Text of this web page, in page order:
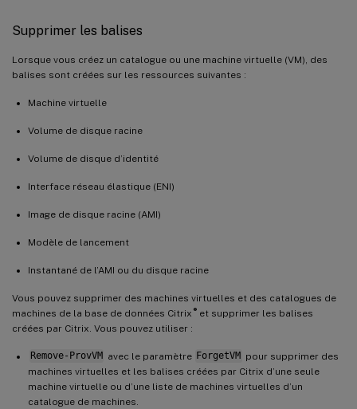
Supprimer les balises
Lorsque vous créez un catalogue ou une machine virtuelle (VM), des
balises sont créées sur les ressources suivantes :
Machine virtuelle
Volume de disque racine
Volume de disque d’identité
Interface réseau élastique (ENI)
Image de disque racine (AMI)
Modèle de lancement
Instantané de l’AMI ou du disque racine
Vous pouvez supprimer des machines virtuelles et des catalogues de
machines de la base de données Citrix ®et supprimer les balises
créées par Citrix. Vous pouvez utiliser :
Remove-ProvVM avec le paramètre ForgetVM pour supprimer des
machines virtuelles et les balises créées par Citrix d’une seule
machine virtuelle ou d’une liste de machines virtuelles d’un
catalogue de machines.